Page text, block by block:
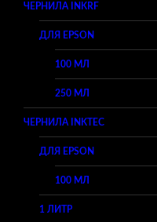
ЧЕРНИЛА INKRF
ДЛЯ EPSON
100 МЛ
250 МЛ
ЧЕРНИЛА INKTEC
ДЛЯ EPSON
100 МЛ
1 ЛИТР